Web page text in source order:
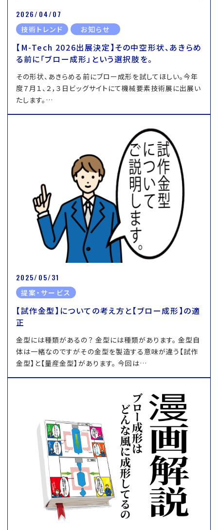
2026/04/07
技術トレンド お知らせ
【M-Tech 2026出展決定】その中空形状、あきらめ
る前に「ブロー成形」という選択肢を。
その形状、あきらめる前にブロー成形を試してほしい。今年
度７月１、２，３日ビッグサイトにて機械要素技術展に出展い
たします。…
2025/05/31
提案・サービス
【試作金型】についての考え方と【ブロー成形】の適
正
金型には種類があるの？ 金型には種類があります。 金型自
体は一緒なのですがその金型を製造する意味が違う【試作
金型】と【量産金型】があります。 今回は…